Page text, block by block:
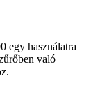
egy használatra
való